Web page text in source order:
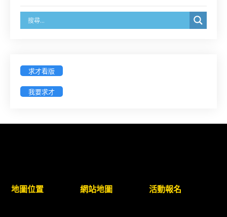
之分公司及商業應參加「勞動權益講習」
戳為憑)】
徵詢有意願擔任臺南市115年度國民中小學法治教育
臺南高分院8/28(五)下午舉辦「家庭關係中的正當防
衛」課程(8/12前向本會報名,實體)
求才看版
我要求才
地圖位置 網站地圖 活動報名